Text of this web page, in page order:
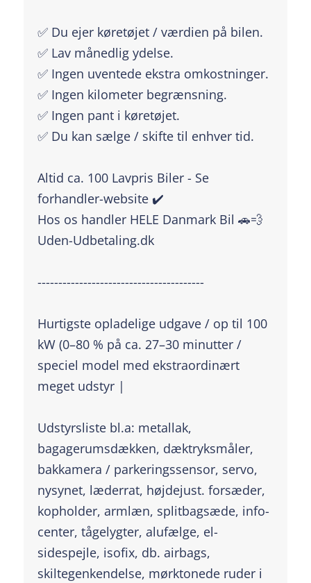
✅ Du ejer køretøjet / værdien på bilen.
✅ Lav månedlig ydelse.
✅ Ingen uventede ekstra omkostninger.
✅ Ingen kilometer begrænsning.
✅ Ingen pant i køretøjet.
✅ Du kan sælge / skifte til enhver tid.
Altid ca. 100 Lavpris Biler - Se
forhandler-website ✔️
Hos os handler HELE Danmark Bil 🚗💨
Uden-Udbetaling.dk
----------------------------------------
Hurtigste opladelige udgave / op til 100
kW (0–80 % på ca. 27–30 minutter /
speciel model med ekstraordinært
meget udstyr |
Udstyrsliste bl.a: metallak,
bagagerumsdækken, dæktryksmåler,
bakkamera / parkeringssensor, servo,
nysynet, læderrat, højdejust. forsæder,
kopholder, armlæn, splitbagsæde, info-
center, tågelygter, alufælge, el-
sidespejle, isofix, db. airbags,
skiltegenkendelse, mørktonede ruder i